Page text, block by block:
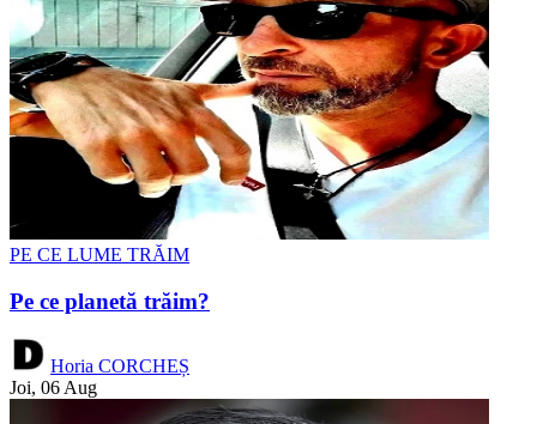
PE CE LUME TRĂIM
Pe ce planetă trăim?
Horia CORCHEȘ
Joi, 06 Aug